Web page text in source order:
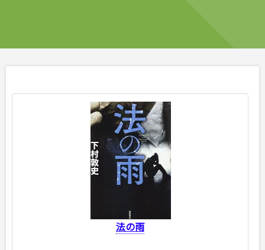
法の雨